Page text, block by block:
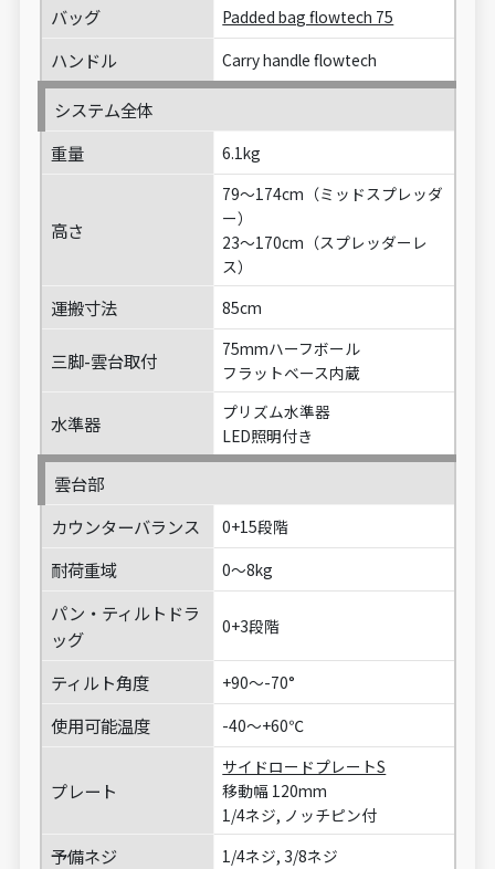
バッグ Padded bag flowtech 75
ハンドル Carry handle flowtech
システム全体
重量
6.1kg
高さ
79～174cm（ミッドスプレッダ
ー）
23～170cm（スプレッダーレ
ス）
運搬寸法 85cm
三脚-雲台取付
75mmハーフボール
フラットベース内蔵
水準器
プリズム水準器
LED照明付き
雲台部
カウンターバランス
0+15段階
耐荷重域 0～8kg
パン・ティルトドラ
ッグ
0+3段階
ティルト角度 +90～-70°
使用可能温度 -40～+60℃
プレート
サイドロードプレートS
移動幅 120mm
1/4ネジ, ノッチピン付
予備ネジ 1/4ネジ, 3/8ネジ